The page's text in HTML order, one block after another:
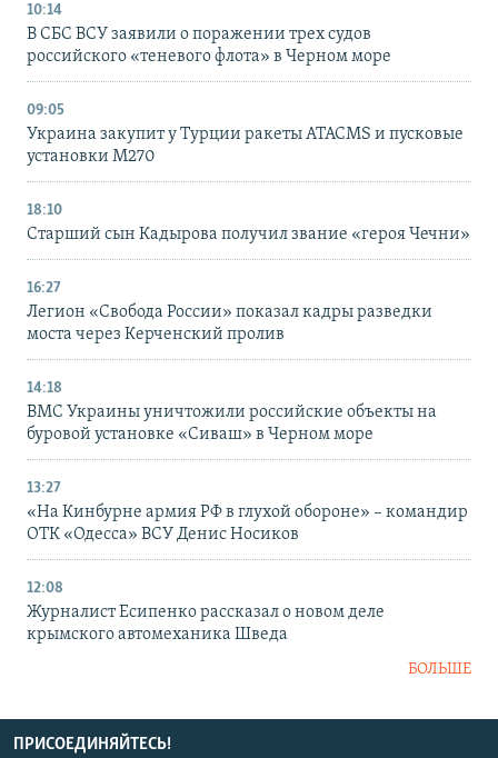
10:14
В СБС ВСУ заявили о поражении трех судов
российского «теневого флота» в Черном море
09:05
Украина закупит у Турции ракеты ATACMS и пусковые
установки M270
18:10
Старший сын Кадырова получил звание «героя Чечни»
16:27
Легион «Свобода России» показал кадры разведки
моста через Керченский пролив
14:18
ВМС Украины уничтожили российские объекты на
буровой установке «Сиваш» в Черном море
13:27
«На Кинбурне армия РФ в глухой обороне» – командир
ОТК «Одесса» ВСУ Денис Носиков
12:08
Журналист Есипенко рассказал о новом деле
крымского автомеханика Шведа
БОЛЬШЕ
ПРИСОЕДИНЯЙТЕСЬ!